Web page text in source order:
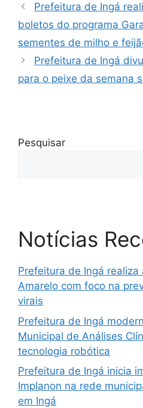
Prefeitura de Ingá
boletos do programa
sementes de milho e
Prefeitura de Ingá
para o peixe da semana
Pesquisar
Notícias
Prefeitura de Ingá realiza
Amarelo com foco na
virais
Prefeitura de Ingá
Municipal de Análises
tecnologia robótica
Prefeitura de Ingá inicia
Implanon na rede
em Ingá